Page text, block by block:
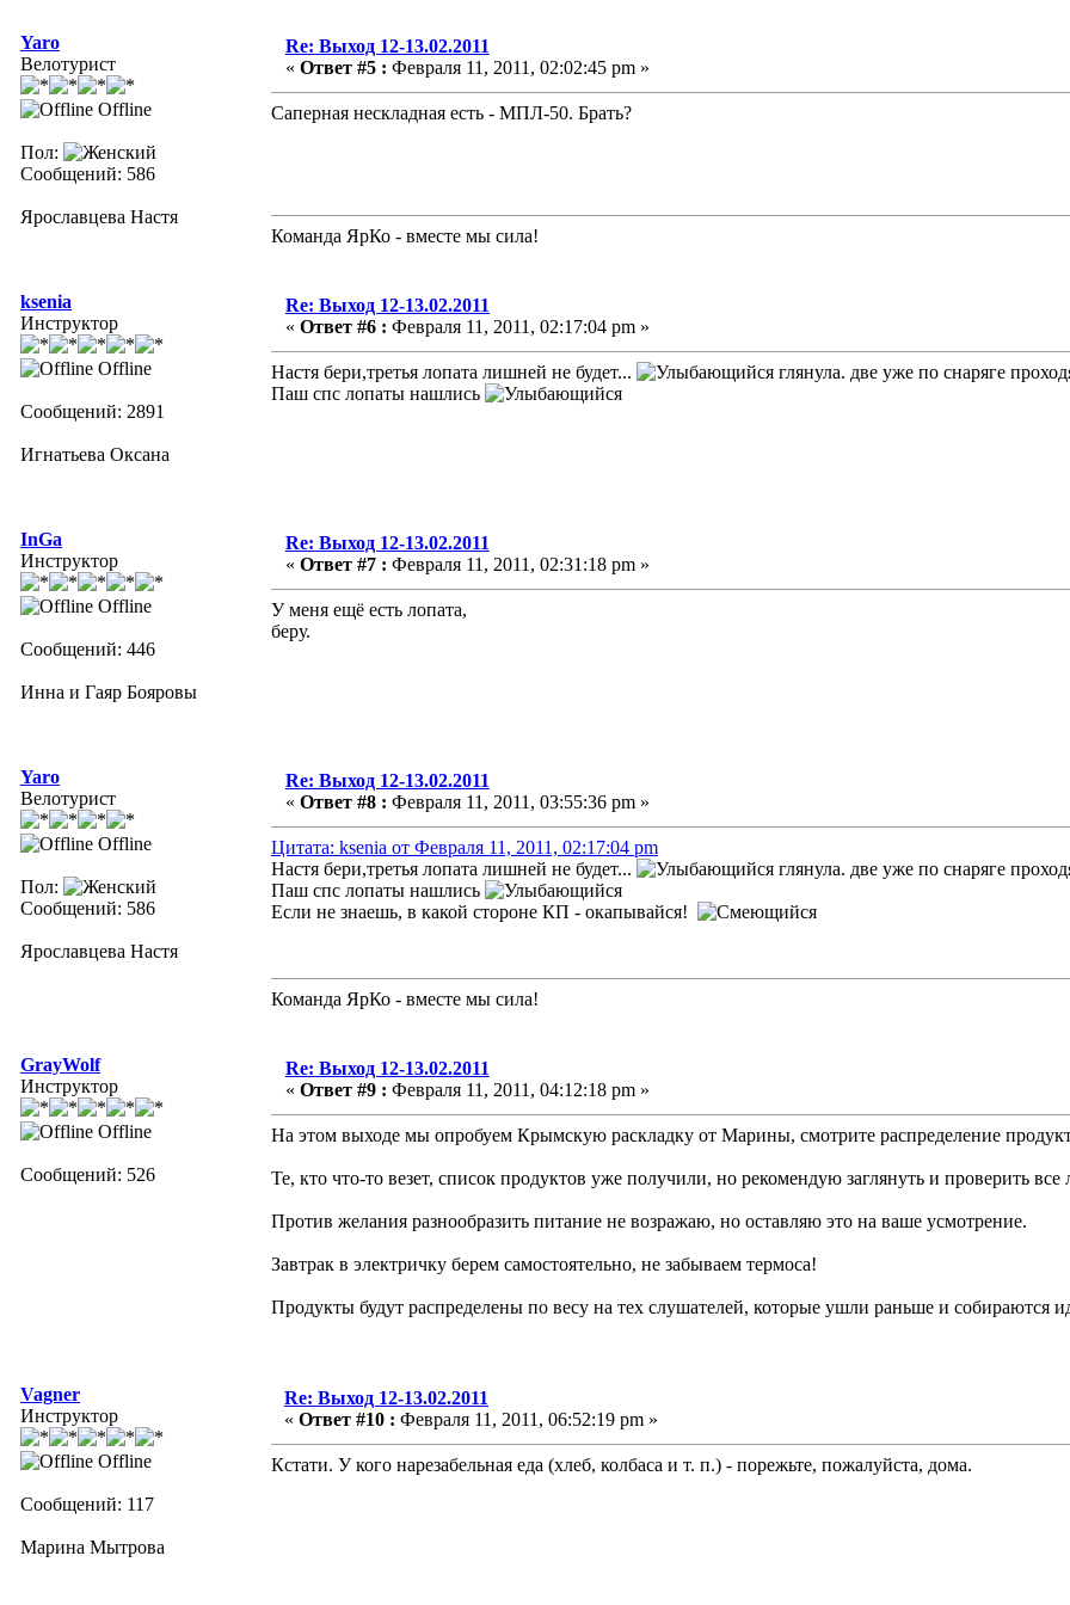
Yaro
Велотурист
Offline
Пол:
Сообщений: 586
Ярославцева Настя
Re: Выход 12-13.02.2011
« Ответ #5 : Февраля 11, 2011, 02:02:45 pm »
Саперная нескладная есть - МПЛ-50. Брать?
Команда ЯрКо - вместе мы сила!
ksenia
Инструктор
Offline
Сообщений: 2891
Игнатьева Оксана
Re: Выход 12-13.02.2011
« Ответ #6 : Февраля 11, 2011, 02:17:04 pm »
Настя бери,третья лопата лишней не будет...
глянула. две уже по снаряге
Паш спс лопаты нашлись
InGa
Инструктор
Offline
Сообщений: 446
Инна и Гаяр Бояровы
Re: Выход 12-13.02.2011
« Ответ #7 : Февраля 11, 2011, 02:31:18 pm »
У меня ещё есть лопата,
беру.
Yaro
Велотурист
Offline
Пол:
Сообщений: 586
Ярославцева Настя
Re: Выход 12-13.02.2011
« Ответ #8 : Февраля 11, 2011, 03:55:36 pm »
Цитата: ksenia от Февраля 11, 2011, 02:17:04 pm
Настя бери,третья лопата лишней не будет...
глянула. две уже по снаряге
Паш спс лопаты нашлись
Если не знаешь, в какой стороне КП - окапывайся!
Команда ЯрКо - вместе мы сила!
GrayWolf
Инструктор
Offline
Сообщений: 526
Re: Выход 12-13.02.2011
« Ответ #9 : Февраля 11, 2011, 04:12:18 pm »
На этом выходе мы опробуем Крымскую раскладку от Марины, смотрите распределение
Те, кто что-то везет, список продуктов уже получили, но рекомендую заглянуть и проверить
Против желания разнообразить питание не возражаю, но оставляю это на ваше усмотрение.
Завтрак в электричку берем самостоятельно, не забываем термоса!
Продукты будут распределены по весу на тех слушателей, которые ушли раньше и собираются
Vagner
Инструктор
Offline
Сообщений: 117
Марина Мытрова
Re: Выход 12-13.02.2011
« Ответ #10 : Февраля 11, 2011, 06:52:19 pm »
Кстати. У кого нарезабельная еда (хлеб, колбаса и т. п.) - порежьте, пожалуйста, дома.